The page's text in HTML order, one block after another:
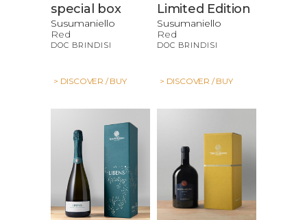
special box
Susumaniello
Red
DOC BRINDISI
> DISCOVER / BUY
Limited Edition
Susumaniello
Red
DOC BRINDISI
> DISCOVER / BUY